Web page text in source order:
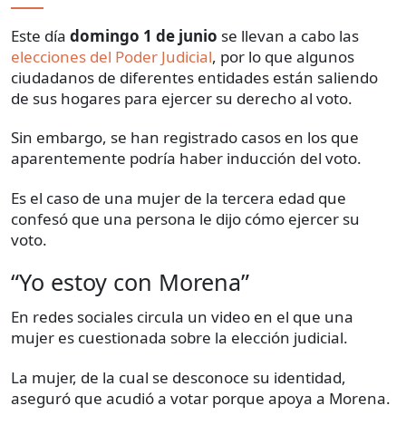
Este día domingo 1 de junio se llevan a cabo las
elecciones del Poder Judicial, por lo que algunos
ciudadanos de diferentes entidades están saliendo
de sus hogares para ejercer su derecho al voto.
Sin embargo, se han registrado casos en los que
aparentemente podría haber inducción del voto.
Es el caso de una mujer de la tercera edad que
confesó que una persona le dijo cómo ejercer su
voto.
“Yo estoy con Morena”
En redes sociales circula un video en el que una
mujer es cuestionada sobre la elección judicial.
La mujer, de la cual se desconoce su identidad,
aseguró que acudió a votar porque apoya a Morena.